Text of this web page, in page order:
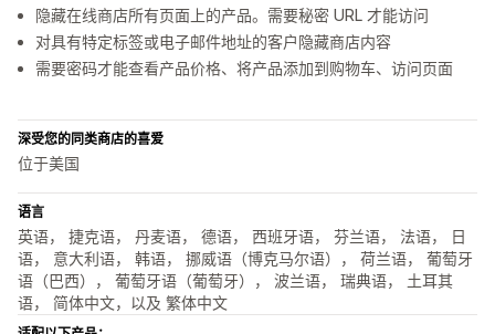
隐藏在线商店所有页面上的产品。需要秘密 URL 才能访问
对具有特定标签或电子邮件地址的客户隐藏商店内容
需要密码才能查看产品价格、将产品添加到购物车、访问页面
深受您的同类商店的喜爱
位于美国
语言
英语， 捷克语， 丹麦语， 德语， 西班牙语， 芬兰语， 法语， 日
语， 意大利语， 韩语， 挪威语（博克马尔语）， 荷兰语， 葡萄牙
语（巴西）， 葡萄牙语（葡萄牙）， 波兰语， 瑞典语， 土耳其
语， 简体中文，以及 繁体中文